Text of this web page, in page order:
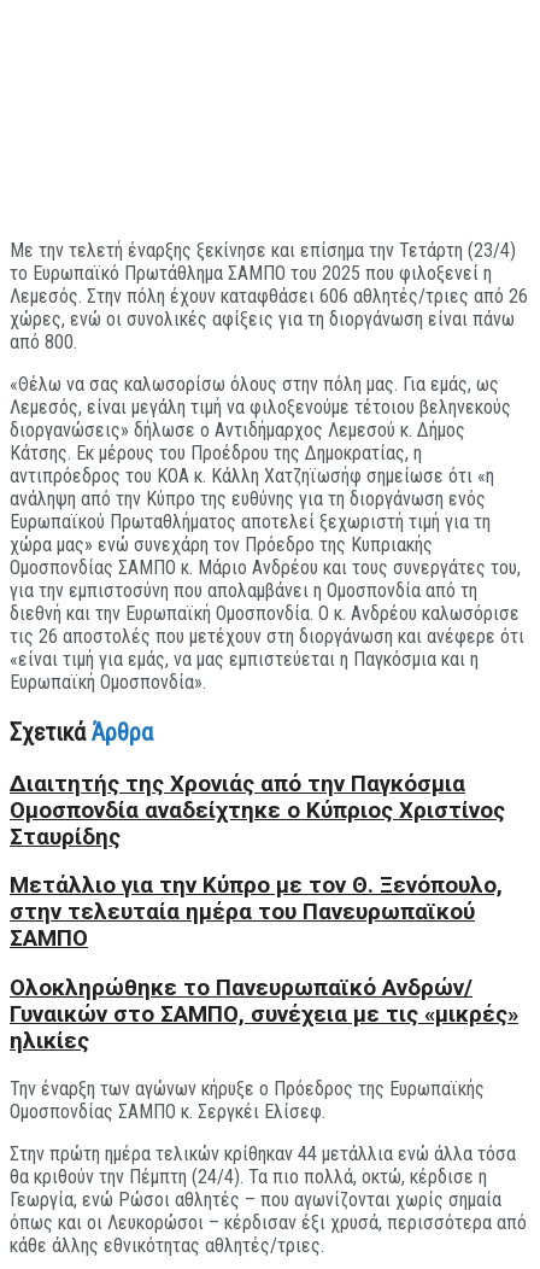
Με την τελετή έναρξης ξεκίνησε και επίσημα την Τετάρτη (23/4)
το Ευρωπαϊκό Πρωτάθλημα ΣΑΜΠΟ του 2025 που φιλοξενεί η
Λεμεσός. Στην πόλη έχουν καταφθάσει 606 αθλητές/τριες από 26
χώρες, ενώ οι συνολικές αφίξεις για τη διοργάνωση είναι πάνω
από 800.
«Θέλω να σας καλωσορίσω όλους στην πόλη μας. Για εμάς, ως
Λεμεσός, είναι μεγάλη τιμή να φιλοξενούμε τέτοιου βεληνεκούς
διοργανώσεις» δήλωσε ο Αντιδήμαρχος Λεμεσού κ. Δήμος
Κάτσης. Εκ μέρους του Προέδρου της Δημοκρατίας, η
αντιπρόεδρος του ΚΟΑ κ. Κάλλη Χατζηϊωσήφ σημείωσε ότι «η
ανάληψη από την Κύπρο της ευθύνης για τη διοργάνωση ενός
Ευρωπαϊκού Πρωταθλήματος αποτελεί ξεχωριστή τιμή για τη
χώρα μας» ενώ συνεχάρη τον Πρόεδρο της Κυπριακής
Ομοσπονδίας ΣΑΜΠΟ κ. Μάριο Ανδρέου και τους συνεργάτες του,
για την εμπιστοσύνη που απολαμβάνει η Ομοσπονδία από τη
διεθνή και την Ευρωπαϊκή Ομοσπονδία. Ο κ. Ανδρέου καλωσόρισε
τις 26 αποστολές που μετέχουν στη διοργάνωση και ανέφερε ότι
«είναι τιμή για εμάς, να μας εμπιστεύεται η Παγκόσμια και η
Ευρωπαϊκή Ομοσπονδία».
ΣχετικάΆρθρα
Διαιτητής της Χρονιάς από την Παγκόσμια
Ομοσπονδία αναδείχτηκε ο Κύπριος Χριστίνος
Σταυρίδης
Μετάλλιο για την Κύπρο με τον Θ. Ξενόπουλο,
στην τελευταία ημέρα του Πανευρωπαϊκού
ΣΑΜΠΟ
Ολοκληρώθηκε το Πανευρωπαϊκό Ανδρών/
Γυναικών στο ΣΑΜΠΟ, συνέχεια με τις «μικρές»
ηλικίες
Την έναρξη των αγώνων κήρυξε ο Πρόεδρος της Ευρωπαϊκής
Ομοσπονδίας ΣΑΜΠΟ κ. Σεργκέι Ελίσεφ.
Στην πρώτη ημέρα τελικών κρίθηκαν 44 μετάλλια ενώ άλλα τόσα
θα κριθούν την Πέμπτη (24/4). Τα πιο πολλά, οκτώ, κέρδισε η
Γεωργία, ενώ Ρώσοι αθλητές – που αγωνίζονται χωρίς σημαία
όπως και οι Λευκορώσοι – κέρδισαν έξι χρυσά, περισσότερα από
κάθε άλλης εθνικότητας αθλητές/τριες.